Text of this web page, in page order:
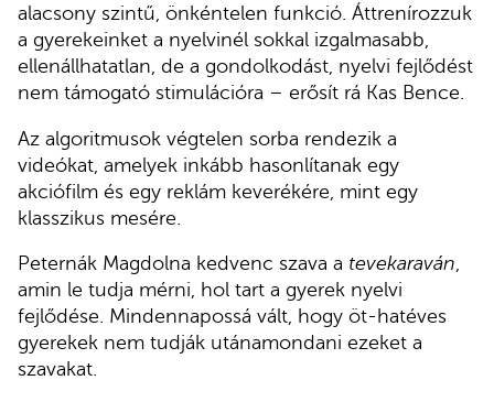
alacsony szintű, önkéntelen funkció. Áttrenírozzuk
a gyerekeinket a nyelvinél sokkal izgalmasabb,
ellenállhatatlan, de a gondolkodást, nyelvi fejlődést
nem támogató stimulációra – erősít rá Kas Bence.
Az algoritmusok végtelen sorba rendezik a
videókat, amelyek inkább hasonlítanak egy
akciófilm és egy reklám keverékére, mint egy
klasszikus mesére.
Peternák Magdolna kedvenc szava a tevekaraván,
amin le tudja mérni, hol tart a gyerek nyelvi
fejlődése. Mindennapossá vált, hogy öt-hatéves
gyerekek nem tudják utánamondani ezeket a
szavakat.